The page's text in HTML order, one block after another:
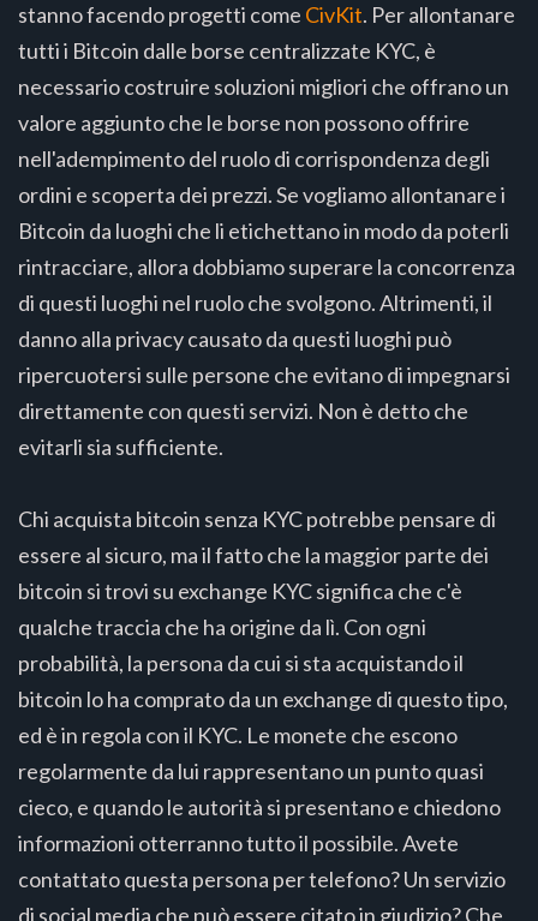
stanno facendo progetti come CivKit. Per allontanare
tutti i Bitcoin dalle borse centralizzate KYC, è
necessario costruire soluzioni migliori che offrano un
valore aggiunto che le borse non possono offrire
nell'adempimento del ruolo di corrispondenza degli
ordini e scoperta dei prezzi. Se vogliamo allontanare i
Bitcoin da luoghi che li etichettano in modo da poterli
rintracciare, allora dobbiamo superare la concorrenza
di questi luoghi nel ruolo che svolgono. Altrimenti, il
danno alla privacy causato da questi luoghi può
ripercuotersi sulle persone che evitano di impegnarsi
direttamente con questi servizi. Non è detto che
evitarli sia sufficiente.
Chi acquista bitcoin senza KYC potrebbe pensare di
essere al sicuro, ma il fatto che la maggior parte dei
bitcoin si trovi su exchange KYC significa che c'è
qualche traccia che ha origine da lì. Con ogni
probabilità, la persona da cui si sta acquistando il
bitcoin lo ha comprato da un exchange di questo tipo,
ed è in regola con il KYC. Le monete che escono
regolarmente da lui rappresentano un punto quasi
cieco, e quando le autorità si presentano e chiedono
informazioni otterranno tutto il possibile. Avete
contattato questa persona per telefono? Un servizio
di social media che può essere citato in giudizio? Che